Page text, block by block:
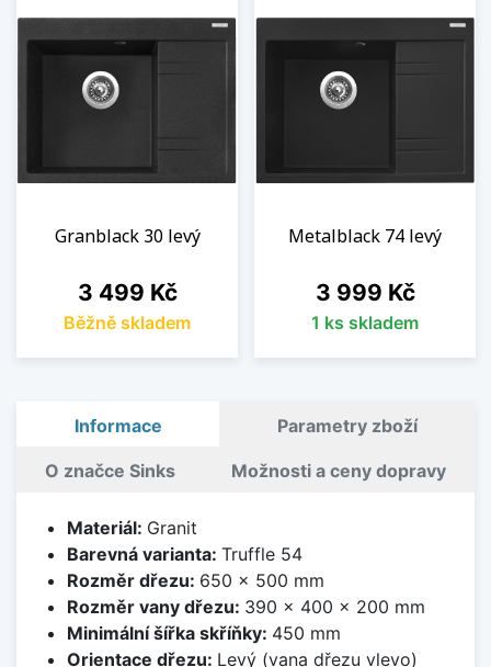
Granblack 30 levý
Cena
3 499 Kč
Běžně skladem
Metalblack 74 levý
Cena
3 999 Kč
1 ks skladem
Informace Parametry zboží
O značce Sinks Možnosti a ceny dopravy
Materiál: Granit
Barevná varianta: Truffle 54
Rozměr dřezu: 650 x 500 mm
Rozměr vany dřezu: 390 x 400 x 200 mm
Minimální šířka skříňky: 450 mm
Orientace dřezu: Levý (vana dřezu vlevo)